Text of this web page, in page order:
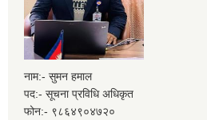
नाम:- सुमन हमाल
पद:- सूचना प्रविधि अधिकृत
फोन:- ९८६४९०४७२०